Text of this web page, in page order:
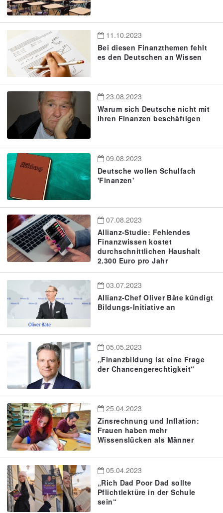
11.10.2023
Bei diesen Finanzthemen fehlt
es den Deutschen an Wissen
23.08.2023
Warum sich Deutsche nicht mit
ihren Finanzen beschäftigen
09.08.2023
Deutsche wollen Schulfach
'Finanzen'
07.08.2023
Allianz-Studie: Fehlendes
Finanzwissen kostet
durchschnittlichen Haushalt
2.300 Euro pro Jahr
03.07.2023
Allianz-Chef Oliver Bäte kündigt
Bildungs-Initiative an
05.05.2023
„Finanzbildung ist eine Frage
der Chancengerechtigkeit“
25.04.2023
Zinsrechnung und Inflation:
Frauen haben mehr
Wissenslücken als Männer
05.04.2023
„Rich Dad Poor Dad sollte
Pflichtlektüre in der Schule
sein“